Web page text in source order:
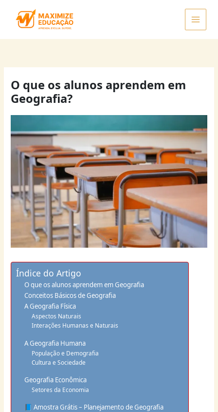
O que os alunos aprendem em
Geografia?
Índice do Artigo
O que os alunos aprendem em Geografia
Conceitos Básicos de Geografia
A Geografia Física
Aspectos Naturais
Interações Humanas e Naturais
A Geografia Humana
População e Demografia
Cultura e Sociedade
Geografia Econômica
Setores da Economia
📘 Amostra Grátis – Planejamento de Geografia